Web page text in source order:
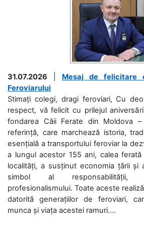
31.07.2026
Mesaj de felicitare
Feroviarului
Stimați colegi, dragi feroviari, Cu
respect, vă felicit cu prilejul
fondarea Căii Ferate din Moldova
referință, care marchează istoria,
esențială a transportului feroviar la
a lungul acestor 155 ani, calea
localități, a susținut economia țării și
simbol al responsabilității,
profesionalismului. Toate aceste
datorită generațiilor de feroviari,
munca și viața acestei ramuri....